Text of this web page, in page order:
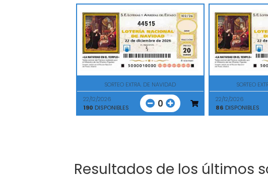
44515
SORTEO EXTRA. DE NAVIDAD
22/12/2026
190 DISPONIBLES 0
SORTEO
22/12/2026
86 DISPONIBLES
Resultados de los últimos